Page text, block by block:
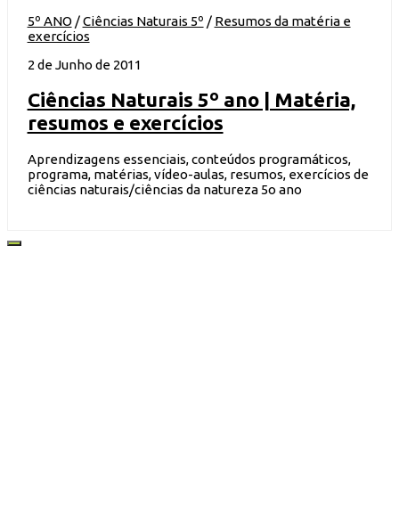
5º ANO /Ciências Naturais 5º / Resumos da matéria e
exercícios
2 de Junho de 2011
Ciências Naturais 5º ano | Matéria,
resumos e exercícios
Aprendizagens essenciais, conteúdos programáticos,
programa, matérias, vídeo-aulas, resumos, exercícios de
ciências naturais/ciências da natureza 5o ano